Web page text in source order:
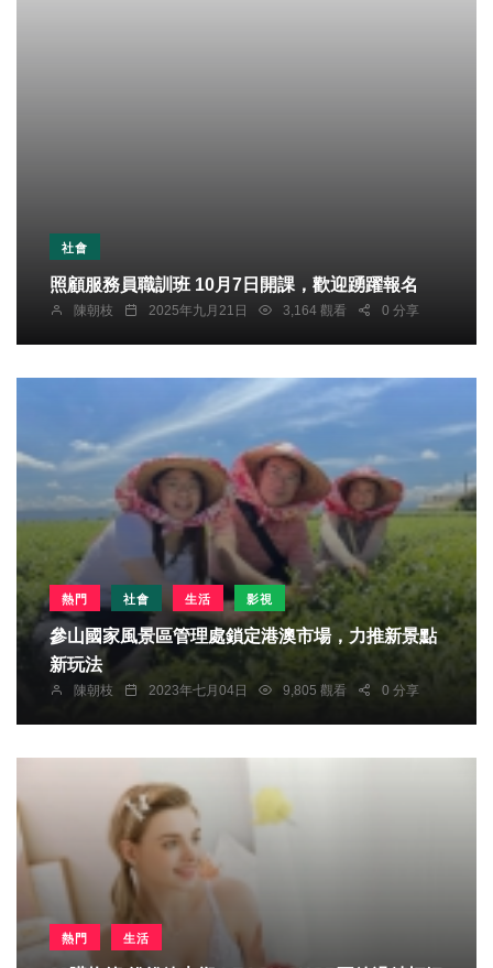
社會
照顧服務員職訓班 10月7日開課，歡迎踴躍報名
陳朝枝 2025年九月21日 3,164 觀看 0 分享
熱門 社會 生活 影視
參山國家風景區管理處鎖定港澳市場，力推新景點
新玩法
陳朝枝 2023年七月04日 9,805 觀看 0 分享
熱門 生活